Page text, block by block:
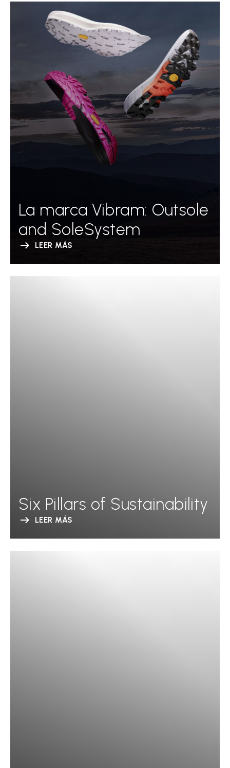
La marca Vibram: Outsole
and SoleSystem
LEER MÁS
Six Pillars of Sustainability
LEER MÁS